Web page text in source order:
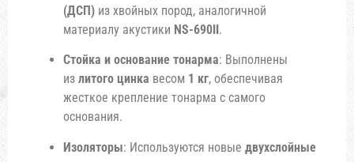
(ДСП) из хвойных пород, аналогичной
материалу акустики NS-690II.
Стойка и основание тонарма: Выполнены
из литого цинка весом 1 кг, обеспечивая
жесткое крепление тонарма с самого
основания.
Изоляторы: Используются новые двухслойные